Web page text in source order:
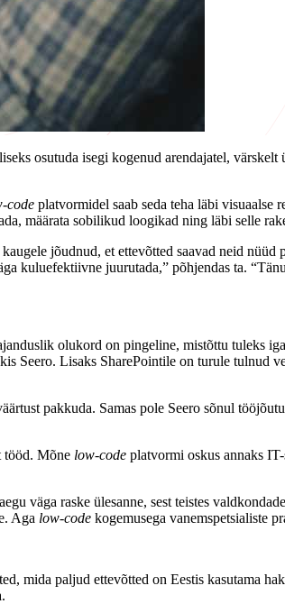
osutuda isegi kogenud arendajatel,
code platvormidel saab seda teha läbi visuaalse
määrata sobilikud loogikad ning läbi selle
jõudnud, et ettevõtted saavad neid
kuluefektiivne juurutada,” põhjendas ta.
olukord on pingeline, mistõttu tuleks
Seero. Lisaks SharePointile on turule tulnud
pakkuda. Samas pole Seero sõnul
tööd. Mõne low-code platvormi oskus annaks
väga raske ülesanne, sest teistes
Aga low-code kogemusega vanemspetsialiste
mida paljud ettevõtted on Eestis kasutama